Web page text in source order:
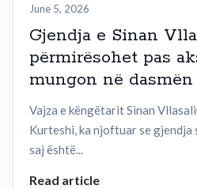
June 5, 2026
Gjendja e Sinan
përmirësohet pas
mungon në
Vajza e këngëtarit Sinan
Kurteshi, ka njoftuar se gjendja
saj është...
Read article